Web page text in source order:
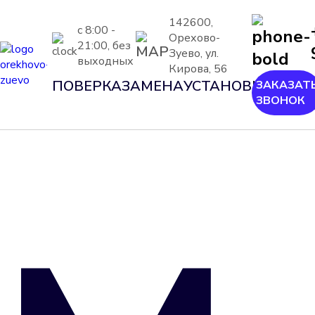
с 8:00 -
21:00, без
выходных
142600,
Орехово-
Зуево, ул.
Кирова, 56
ПОВЕРКАЗАМЕНАУСТАНОВКАШЕФ-
ЗВОНОК